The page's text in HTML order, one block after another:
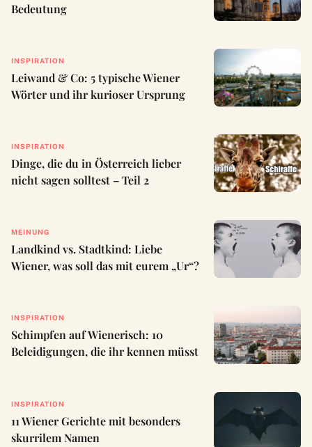
Bedeutung
INSPIRATION
Leiwand & Co: 5 typische Wiener
Wörter und ihr kurioser Ursprung
INSPIRATION
Dinge, die du in Österreich lieber
nicht sagen solltest – Teil 2
MEINUNG
Landkind vs. Stadtkind: Liebe
Wiener, was soll das mit eurem „Ur“?
INSPIRATION
Schimpfen auf Wienerisch: 10
Beleidigungen, die ihr kennen müsst
INSPIRATION
11 Wiener Gerichte mit besonders
skurrilem Namen